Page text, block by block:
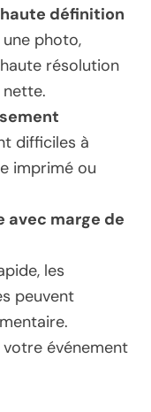
définition
photo,
résolution
difficiles à
imprimé ou
avec marge de
les
peuvent
votre événement